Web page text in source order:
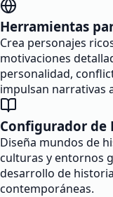
Herramientas
Crea personajes
motivaciones
personalidad,
impulsan narrativas
Configurador de
Diseña mundos de
culturas y entornos
desarrollo de
contemporáneas.